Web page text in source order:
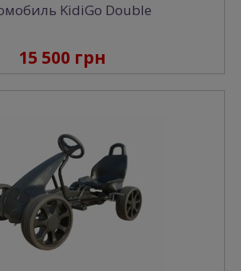
KidiGo Double
15 500 грн